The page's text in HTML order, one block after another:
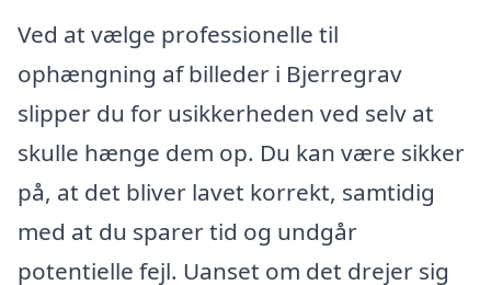
Ved at vælge professionelle til
ophængning af billeder i Bjerregrav
slipper du for usikkerheden ved selv at
skulle hænge dem op. Du kan være sikker
på, at det bliver lavet korrekt, samtidig
med at du sparer tid og undgår
potentielle fejl. Uanset om det drejer sig